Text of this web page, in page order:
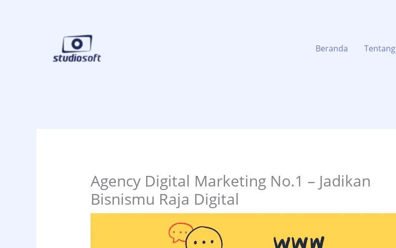
Beranda
Tentang
Agency Digital Marketing No.1 – Jadikan
Bisnismu Raja Digital